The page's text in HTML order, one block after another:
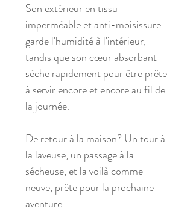
Son extérieur en tissu
imperméable et anti-moisissure
garde l'humidité à l'intérieur,
tandis que son cœur absorbant
sèche rapidement pour être prête
à servir encore et encore au fil de
la journée.
De retour à la maison? Un tour à
la laveuse, un passage à la
sécheuse, et la voilà comme
neuve, prête pour la prochaine
aventure.